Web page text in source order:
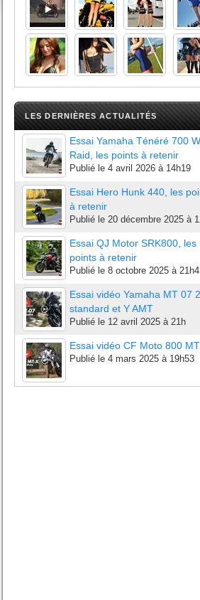
LES DERNIÈRES ACTUALITÉS
Essai Yamaha Ténéré 700
Raid, les points à retenir
Publié le 4 avril 2026 à 14h19
Essai Hero Hunk 440, les
à retenir
Publié le 20 décembre 2025 à
Essai QJ Motor SRK800, les
points à retenir
Publié le 8 octobre 2025 à
Essai vidéo Yamaha MT 07
standard et Y AMT
Publié le 12 avril 2025 à 21h
Essai vidéo CF Moto 800
Publié le 4 mars 2025 à 19h53